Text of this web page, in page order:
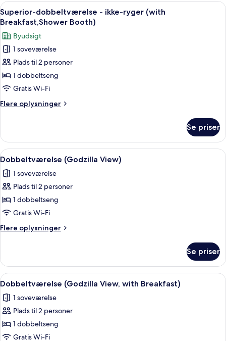
ikke-
ryger
Booth)
Indlæs
alle
billeder
af
Superior-
dobbeltværelse
-
ikke-
ryger
(with
Booth)
Et moderne hotelværelse med seng,
5
Superior-dobbeltværelse - ikke-ryger (with
Breakfast,Shower Booth)
Byudsigt
1 soveværelse
Plads til 2 personer
1 dobbeltseng
Gratis Wi-Fi
Flere oplysninger
Flere
dobbeltværelse
ikke-
(with
Breakfast,Shower
Se priser
Indlæs
alle
billeder
af
Dobbeltværelse
(Godzilla
View)
Premium-sengetøj, pengeskab på
1
Dobbeltværelse (Godzilla View)
1 soveværelse
Plads til 2 personer
1 dobbeltseng
Gratis Wi-Fi
Flere oplysninger
Flere
(Godzilla
View)
Se priser
Indlæs
alle
billeder
af
Dobbeltværelse
(Godzilla
Premium-sengetøj, pengeskab på
1
Dobbeltværelse (Godzilla View, with Breakfast)
1 soveværelse
Plads til 2 personer
1 dobbeltseng
Gratis Wi-Fi